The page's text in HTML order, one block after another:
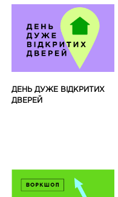
ДЕНЬ ДУЖЕ ВІДКРИТИХ
ДВЕРЕЙ